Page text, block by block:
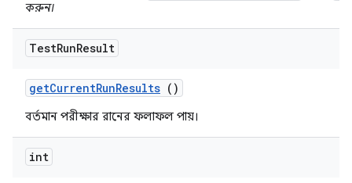
করুন।
TestRunResult
getCurrentRunResults ()
বর্তমান পরীক্ষার রানের ফলাফল পায়।
int